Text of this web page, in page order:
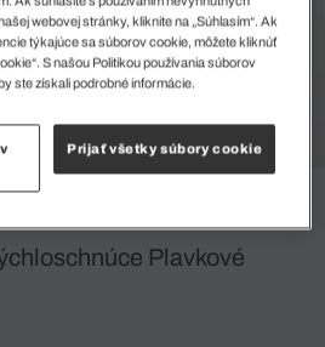
Plavkové
webovej stránky, kliknite na „Súhlasím“. Ak
týkajúce sa súborov cookie, môžete kliknúť
S našou Politikou používania súborov
ste získali podrobné informácie.
Prijať všetky súbory cookie